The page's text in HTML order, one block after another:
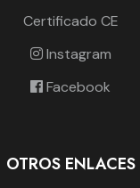
Certificado CE
Instagram
Facebook
OTROS ENLACES